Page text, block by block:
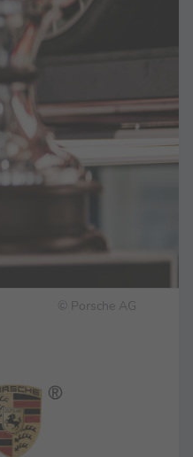
© Porsche AG